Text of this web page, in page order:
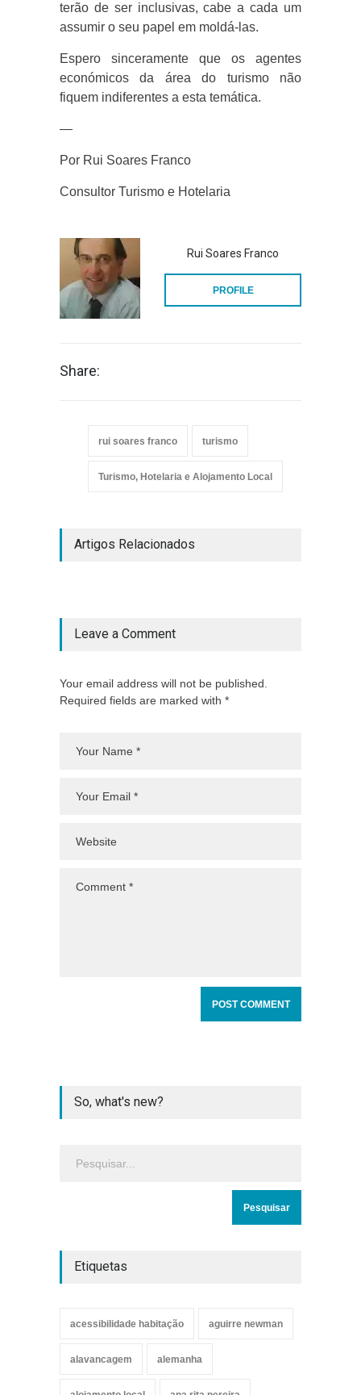
terão de ser inclusivas, cabe a cada um
assumir o seu papel em moldá-las.
Espero sinceramente que os agentes
económicos da área do turismo não
fiquem indiferentes a esta temática.
—
Por Rui Soares Franco
Consultor Turismo e Hotelaria
Rui Soares Franco
PROFILE
Share:
rui soares franco turismo
Turismo, Hotelaria e Alojamento Local
Artigos Relacionados
Leave a Comment
Your email address will not be published.
Required fields are marked with *
So, what's new?
Etiquetas
acessibilidade habitação aguirre newman
alavancagem alemanha